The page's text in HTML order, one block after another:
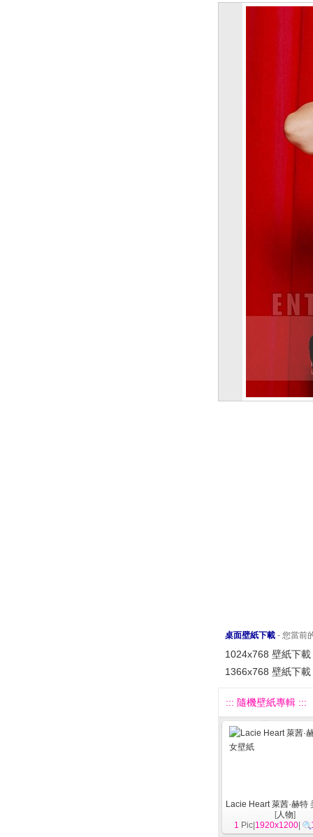
桌面壁紙下載 - 您當前
1024x768 壁紙下載
1366x768 壁紙下載
::: 隨機壁紙專輯 :::
Lacie Heart 萊茜·赫特
[人物]
1 Pic| 1920x1200